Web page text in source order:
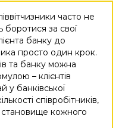
часто не
боротися за свої
банку до
просто один крок.
та банку можна
– клієнтів
у банківської
співробітників,
становище кожного